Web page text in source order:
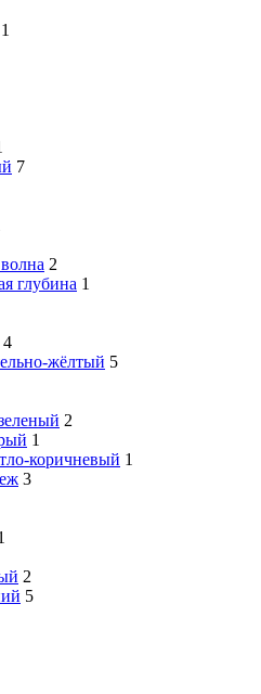
1
7
2
глубина 1
4
жёлтый 5
2
1
коричневый 1
3
2
5